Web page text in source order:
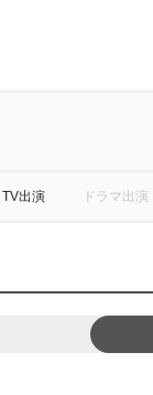
TV出演 ドラマ出演